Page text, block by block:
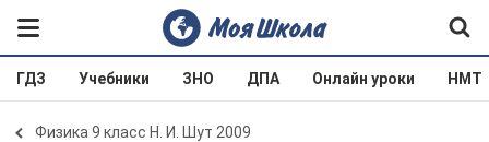
ГДЗ Учебники ЗНО ДПА Онлайн уроки НМТ
Физика 9 класс Н. И. Шут 2009